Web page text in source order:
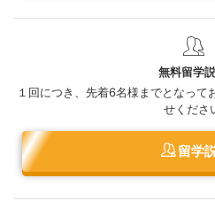
無料留学
１回につき、先着6名様までとなって
せくださ
留学